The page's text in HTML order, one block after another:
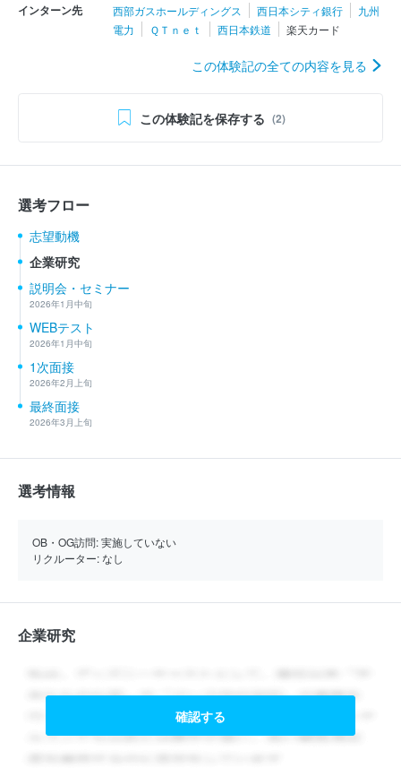
インターン先 西部ガスホールディングス 西日本シティ銀行
九州
電力
ＱＴｎｅｔ 西日本鉄道 楽天カード
この体験記の全ての内容を見る
この体験記を保存する (2)
選考フロー
志望動機
企業研究
説明会・セミナー
2026年1月中旬
WEBテスト
2026年1月中旬
1次面接
2026年2月上旬
最終面接
2026年3月上旬
選考情報
OB・OG訪問:実施していない
リクルーター:なし
企業研究
確認する